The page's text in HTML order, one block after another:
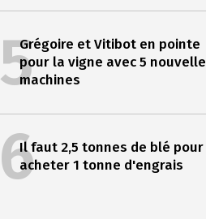
5Grégoire et Vitibot en pointe
pour la vigne avec 5
machines
6Il faut 2,5 tonnes de blé pour
acheter 1 tonne d'engrais